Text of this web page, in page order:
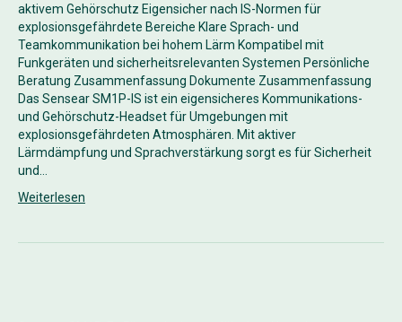
aktivem Gehörschutz Eigensicher nach IS-Normen für
explosionsgefährdete Bereiche Klare Sprach- und
Teamkommunikation bei hohem Lärm Kompatibel mit
Funkgeräten und sicherheitsrelevanten Systemen Persönliche
Beratung Zusammenfassung Dokumente Zusammenfassung
Das Sensear SM1P-IS ist ein eigensicheres Kommunikations-
und Gehörschutz-Headset für Umgebungen mit
explosionsgefährdeten Atmosphären. Mit aktiver
Lärmdämpfung und Sprachverstärkung sorgt es für Sicherheit
und…
Weiterlesen